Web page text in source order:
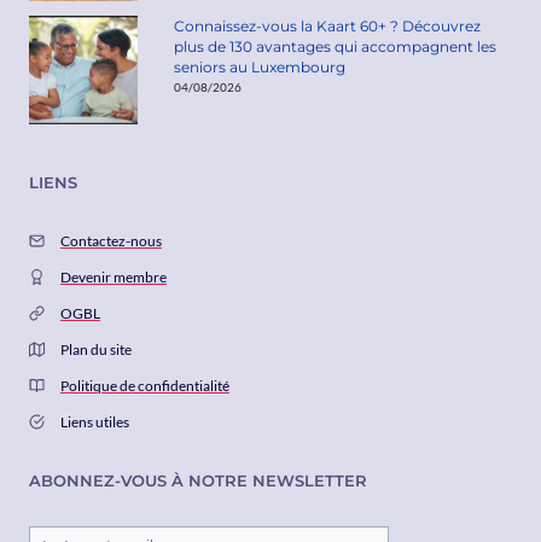
Connaissez-vous la Kaart 60+ ? Découvrez
plus de 130 avantages qui accompagnent les
seniors au Luxembourg
04/08/2026
LIENS
Contactez-nous
Devenir membre
OGBL
Plan du site
Politique de confidentialité
Liens utiles
ABONNEZ-VOUS À NOTRE NEWSLETTER